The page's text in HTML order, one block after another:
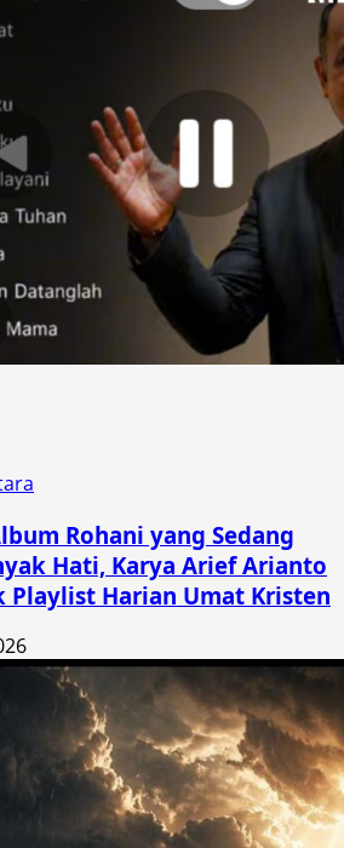
Rohani yang Sedang
Hati, Karya Arief Arianto
Playlist Harian Umat Kristen